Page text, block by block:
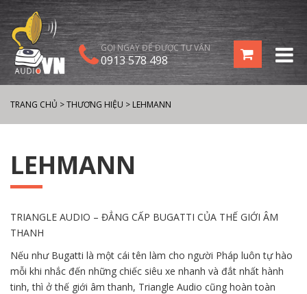
GỌI NGAY ĐỂ ĐƯỢC TƯ VẤN
0913 578 498
TRANG CHỦ >THƯƠNG HIỆU > LEHMANN
LEHMANN
TRIANGLE AUDIO – ĐẲNG CẤP BUGATTI CỦA THẾ GIỚI ÂM
THANH
Nếu như Bugatti là một cái tên làm cho người Pháp luôn tự hào
mỗi khi nhắc đến những chiếc siêu xe nhanh và đắt nhất hành
tinh, thì ở thế giới âm thanh, Triangle Audio cũng hoàn toàn